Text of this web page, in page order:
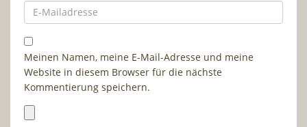
Meinen Namen, meine E-Mail-Adresse und meine
Website in diesem Browser für die nächste
Kommentierung speichern.